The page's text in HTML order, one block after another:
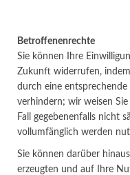
Betroffenenrechte
Sie können Ihre
Zukunft widerrufen,
durch eine
verhindern; wir weisen
Fall gegebenenfalls nicht
vollumfänglich werden
Sie können darüber
erzeugten und auf Ihre